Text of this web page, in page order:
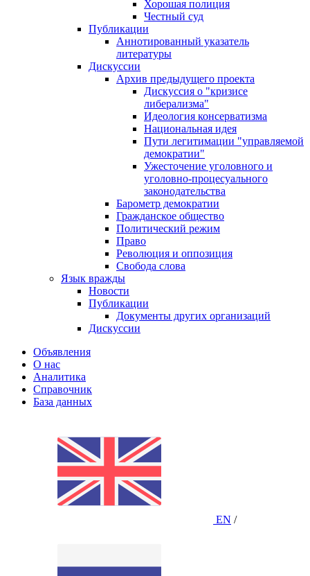
Хорошая полиция
Честный суд
Публикации
Аннотированный указатель
литературы
Дискуссии
Архив предыдущего проекта
Дискуссия о "кризисе
либерализма"
Идеология консерватизма
Национальная идея
Пути легитимации "управляемой
демократии"
Ужесточение уголовного и
уголовно-процесуального
законодательства
Барометр демократии
Гражданское общество
Политический режим
Право
Революция и оппозиция
Свобода слова
Язык вражды
Новости
Публикации
Документы других организаций
Дискуссии
Объявления
О нас
Аналитика
Справочник
База данных
EN /